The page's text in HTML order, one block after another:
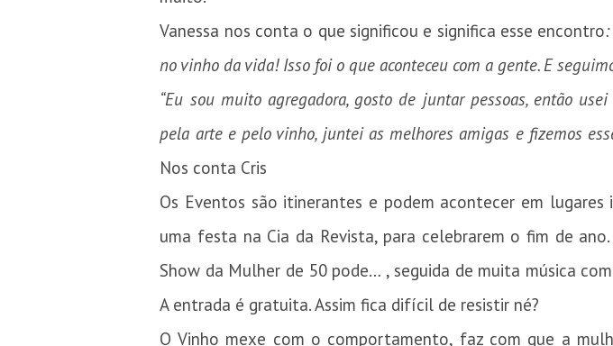
Vanessa nos conta o que significou e significa esse encontro
no vinho da vida! Isso foi o que aconteceu com a gente. E
“Eu sou muito agregadora, gosto de juntar pessoas, então
pela arte e pelo vinho, juntei as melhores amigas e fizemos
Nos conta Cris
Os Eventos são itinerantes e podem acontecer em
uma festa na Cia da Revista, para celebrarem o fim de
Show da Mulher de 50 pode… , seguida de muita música
A entrada é gratuita. Assim fica difícil de resistir né?
O Vinho mexe com o comportamento, faz com que a